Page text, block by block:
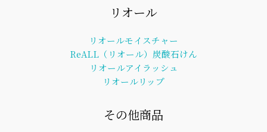
リオール
リオールモイスチャー
ReALL（リオール）炭酸石けん
リオールアイラッシュ
リオールリップ
その他商品